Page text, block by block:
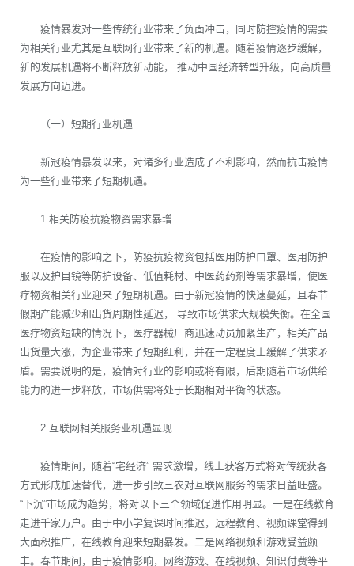
疫情暴发对一些传统行业带来了负面冲击，同时防控疫情的需要
为相关行业尤其是互联网行业带来了新的机遇。随着疫情逐步缓解，
新的发展机遇将不断释放新动能， 推动中国经济转型升级，向高质量
发展方向迈进。
（一）短期行业机遇
新冠疫情暴发以来，对诸多行业造成了不利影响，然而抗击疫情
为一些行业带来了短期机遇。
1.相关防疫抗疫物资需求暴增
在疫情的影响之下，防疫抗疫物资包括医用防护口罩、医用防护
服以及护目镜等防护设备、低值耗材、中医药药剂等需求暴增，使医
疗物资相关行业迎来了短期机遇。由于新冠疫情的快速蔓延，且春节
假期产能减少和出货周期性延迟， 导致市场供求大规模失衡。在全国
医疗物资短缺的情况下，医疗器械厂商迅速动员加紧生产，相关产品
出货量大涨，为企业带来了短期红利，并在一定程度上缓解了供求矛
盾。需要说明的是，疫情对行业的影响或将有限，后期随着市场供给
能力的进一步释放，市场供需将处于长期相对平衡的状态。
2.互联网相关服务业机遇显现
疫情期间，随着“宅经济” 需求激增，线上获客方式将对传统获客
方式形成加速替代，进一步引致三农对互联网服务的需求日益旺盛。
“下沉”市场成为趋势，将对以下三个领域促进作用明显。一是在线教育
走进千家万户。由于中小学复课时间推迟，远程教育、视频课堂得到
大面积推广，在线教育迎来短期暴发。二是网络视频和游戏受益颇
丰。春节期间，由于疫情影响，网络游戏、在线视频、知识付费等平